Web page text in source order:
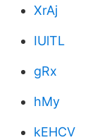
XrAj
IUlTL
gRx
hMy
kEHCV